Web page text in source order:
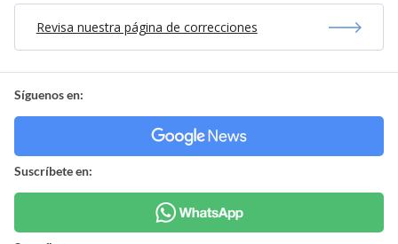
Revisa nuestra página de correcciones
Síguenos en:
Suscríbete en: